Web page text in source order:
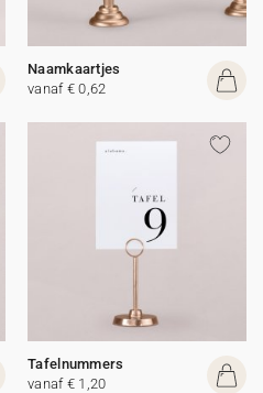
Naamkaartjes
vanaf € 0,62
Tafelnummers
vanaf € 1,20